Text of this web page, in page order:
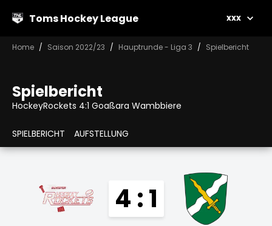
Toms Hockey League xxx
Home Saison 2022/23 Hauptrunde - Liga 3 Spielbericht
Spielbericht
HockeyRockets 4:1 Goaßara Wambbiere
SPIELBERICHT AUFSTELLUNG
4 : 1